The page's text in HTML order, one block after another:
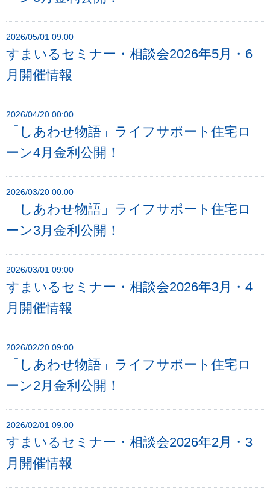
2026/05/01 09:00
すまいるセミナー・相談会2026年5月・6
月開催情報
2026/04/20 00:00
「しあわせ物語」ライフサポート住宅ロ
ーン4月金利公開！
2026/03/20 00:00
「しあわせ物語」ライフサポート住宅ロ
ーン3月金利公開！
2026/03/01 09:00
すまいるセミナー・相談会2026年3月・4
月開催情報
2026/02/20 09:00
「しあわせ物語」ライフサポート住宅ロ
ーン2月金利公開！
2026/02/01 09:00
すまいるセミナー・相談会2026年2月・3
月開催情報